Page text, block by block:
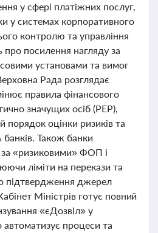
у сфері платіжних послуг,
у системах корпоративного
контролю та управління
про посилення нагляду за
установами та вимог
Рада розглядає
правила фінансового
значущих осіб (PEP),
порядок оцінки ризиків та
Також банки
«ризиковими» ФОП і
ліміти на перекази та
підтвердження джерел
Міністрів готує повний
«єДозвіл» у
процеси та